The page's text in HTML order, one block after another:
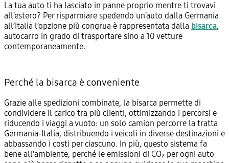
La tua auto ti ha lasciato in panne proprio mentre ti trovavi
all’estero? Per risparmiare spedendo un’auto dalla Germania
all’Italia l’opzione più congrua è rappresentata dalla bisarca,
autocarro in grado di trasportare sino a 10 vetture
contemporaneamente.
Perché la bisarca è conveniente
Grazie alle spedizioni combinate, la bisarca permette di
condividere il carico tra più clienti, ottimizzando i percorsi e
riducendo i viaggi a vuoto: un solo camion percorre la tratta
Germania-Italia, distribuendo i veicoli in diverse destinazioni e
abbassando i costi per ciascuno. In più, questo sistema fa
bene all'ambiente, perché le emissioni di CO₂ per ogni auto